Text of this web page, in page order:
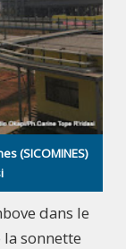
(SICOMINES)
dans le
la sonnette